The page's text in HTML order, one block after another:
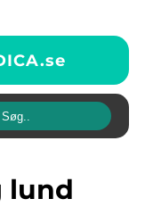
se
lund